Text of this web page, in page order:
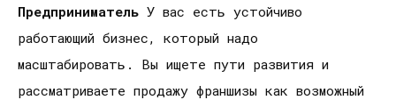
Предприниматель У вас есть устойчиво
работающий бизнес, который надо
масштабировать. Вы ищете пути развития и
рассматриваете продажу франшизы как возможный